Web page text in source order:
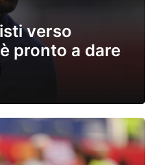
verso
pronto a dare